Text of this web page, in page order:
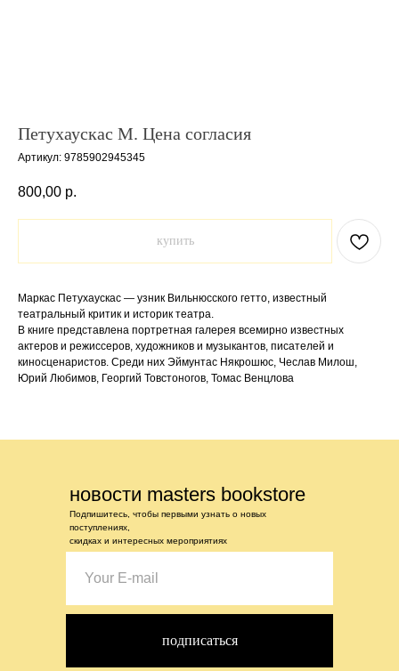
Петухаускас М. Цена согласия
Артикул: 9785902945345
800,00 р.
купить
Маркас Петухаускас — узник Вильнюсского гетто, известный
театральный критик и историк театра.
В книге представлена портретная галерея всемирно известных
актеров и режиссеров, художников и музыкантов, писателей и
киносценаристов. Среди них Эймунтас Някрошюс, Чеслав Милош,
Юрий Любимов, Георгий Товстоногов, Томас Венцлова
новости masters bookstore
Подпишитесь, чтобы первыми узнать о новых
поступлениях,
скидках и интересных мероприятиях
подписаться